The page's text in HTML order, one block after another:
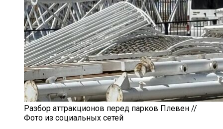
Разбор аттракционов перед парков Плевен //
Фото из социальных сетей